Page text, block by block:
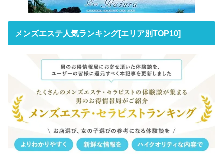
メンズエステ人気ランキング[エリア別TOP10]